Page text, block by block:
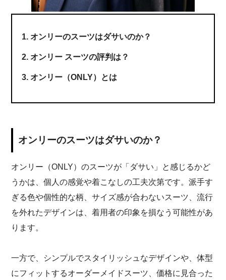
オンリーのスーツはダサいのか？
オンリー スーツの評判は？
オンリー（ONLY）とは
オンリーのスーツはダサいのか？
オンリー（ONLY）のスーツが「ダサい」と感じるかど
うかは、個人の感覚や着こなしの工夫次第です。派手す
ぎる色や個性的な柄、サイズ感が合わないスーツ、流行
を外れたデザインは、着用者の印象を損なう可能性があ
ります。
一方で、シンプルでスタイリッシュなデザインや、体型
にフィットするオーダーメイドスーツ、価格に見合った